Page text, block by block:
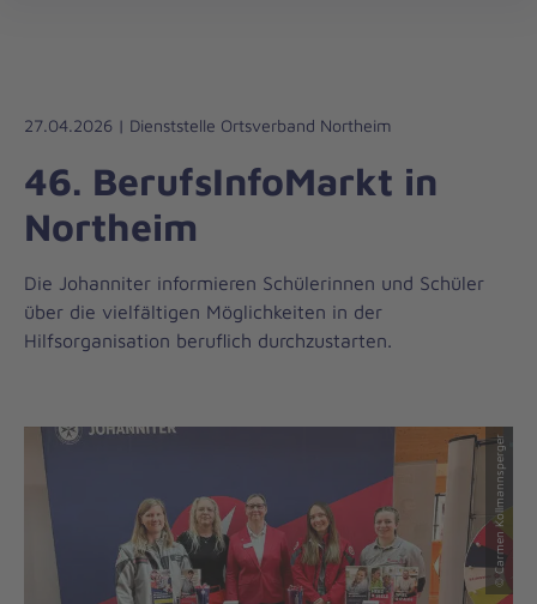
27.04.2026 | Dienststelle Ortsverband Northeim
46. BerufsInfoMarkt in
Northeim
Die Johanniter informieren Schülerinnen und Schüler
über die vielfältigen Möglichkeiten in der
Hilfsorganisation beruflich durchzustarten.
© Carmen Kollmannsperger